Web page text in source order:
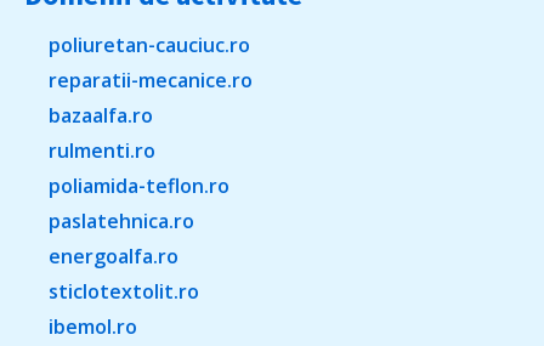
poliuretan-cauciuc.ro
reparatii-mecanice.ro
bazaalfa.ro
rulmenti.ro
poliamida-teflon.ro
paslatehnica.ro
energoalfa.ro
sticlotextolit.ro
ibemol.ro